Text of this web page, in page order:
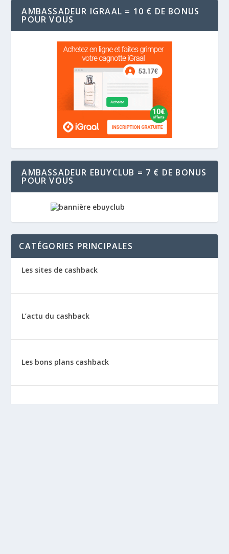
AMBASSADEUR IGRAAL = 10 € DE BONUS
POUR VOUS
AMBASSADEUR EBUYCLUB = 7 € DE BONUS
POUR VOUS
CATÉGORIES PRINCIPALES
Les sites de cashback
L’actu du cashback
Les bons plans cashback